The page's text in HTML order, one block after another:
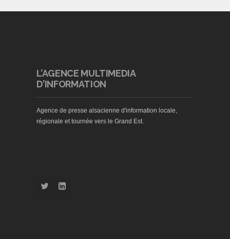
L’AGENCE MULTIMEDIA
D’INFORMATION
Agence de presse alsacienne d'information locale,
régionale et tournée vers le Grand Est.